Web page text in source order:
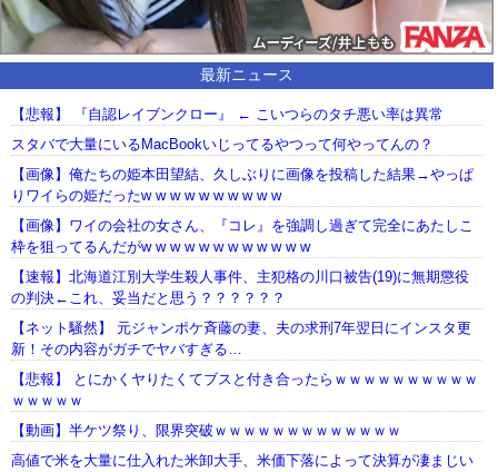
最新ニュース
【悲報】 『自認レイブンクロー』 ← こいつらのタチ悪い率は異常
スタバで大量にいるMacBookいじってるやつって何やってんの？
【画像】俺たちの姫本田望結、久しぶりに画像を投稿した結果→やっぱ
りワイらの姫だったw w w w w w w w w w
【画像】ワイの会社の女さん、『コレ』を強調し過ぎて完全にあたしこ
枠を狙ってるんだがw w w w w w w w w w w w
【速報】北海道江別大学生殺人事件、主犯格の川口被告(19)に無期懲役
の判決←これ、妥当だと思う？？？？？？
【ネット騒然】 元ジャンポケ斉藤の妻、夫の求刑7年翌日にインスタ更
新！その内容がガチでヤバすぎる…
【悲報】 とにかくヤりたくてブスと付き合ったらｗｗｗｗｗｗｗｗｗｗ
ｗｗｗｗｗ
【動画】半ケツ祭り、限界突破ｗｗｗｗｗｗｗｗｗｗｗｗｗ
高値で米を大量に仕入れた米卸大手、米価下落によって決算が凄まじい